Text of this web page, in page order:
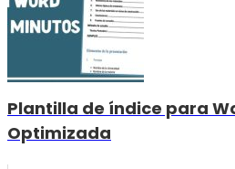
Plantilla de índice para
Optimizada